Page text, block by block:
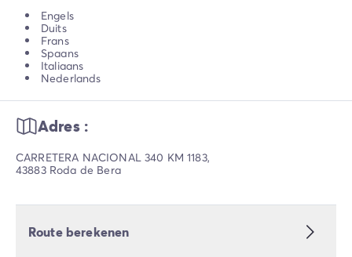
Engels
Duits
Frans
Spaans
Italiaans
Nederlands
Adres :
CARRETERA NACIONAL 340 KM 1183,
43883 Roda de Bera
Route berekenen